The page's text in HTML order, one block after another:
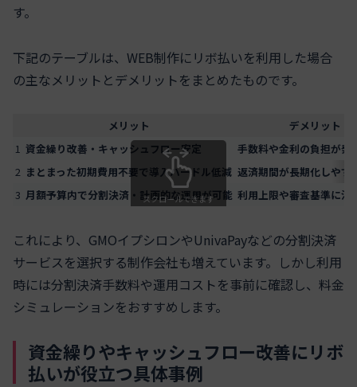
す。
下記のテーブルは、WEB制作にリボ払いを利用した場合
の主なメリットとデメリットをまとめたものです。
メリット
デメリット
1 資金繰り改善・キャッシュフロー安定
手数料や金利の負担が発
2 まとまった初期費用不要で導入ハードル低減 返済期間が長期化しやす
3 月額予算内で分割決済・計画的な運用が可能 利用上限や審査基準に注
スクロールできます
これにより、GMOイプシロンやUnivaPayなどの分割決済
サービスを選択する制作会社も増えています。しかし利用
時には分割決済手数料や運用コストを事前に確認し、料金
シミュレーションをおすすめします。
資金繰りやキャッシュフロー改善にリボ
払いが役立つ具体事例